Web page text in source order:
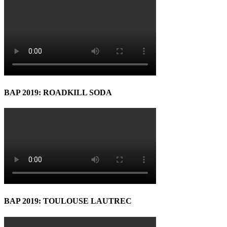
BAP 2019: ROADKILL SODA
BAP 2019: TOULOUSE LAUTREC